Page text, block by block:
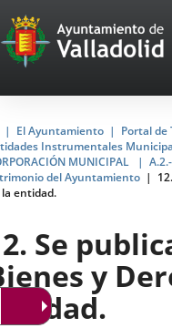
Portal
Web
del
de
Valladolid
El Ayuntamiento Portal de
Instrumentales
MUNICIPAL
del Ayuntamiento
entidad.
Se
y